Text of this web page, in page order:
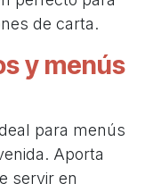
de carta.
y menús
para menús
Aporta
servir en